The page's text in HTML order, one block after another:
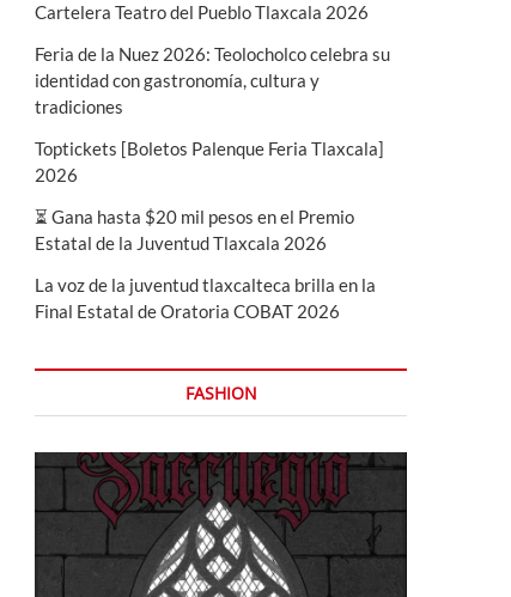
Cartelera Teatro del Pueblo Tlaxcala 2026
Feria de la Nuez 2026: Teolocholco celebra su
identidad con gastronomía, cultura y
tradiciones
Toptickets [Boletos Palenque Feria Tlaxcala]
2026
⏳ Gana hasta $20 mil pesos en el Premio
Estatal de la Juventud Tlaxcala 2026
La voz de la juventud tlaxcalteca brilla en la
Final Estatal de Oratoria COBAT 2026
FASHION